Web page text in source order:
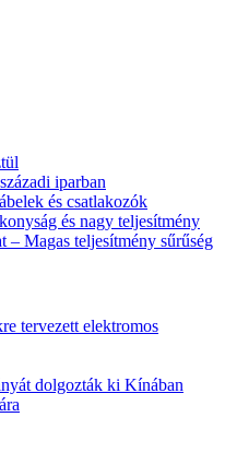
iparban
és csatlakozók
és nagy teljesítmény
Magas teljesítmény sűrűség
tervezett elektromos
dolgozták ki Kínában